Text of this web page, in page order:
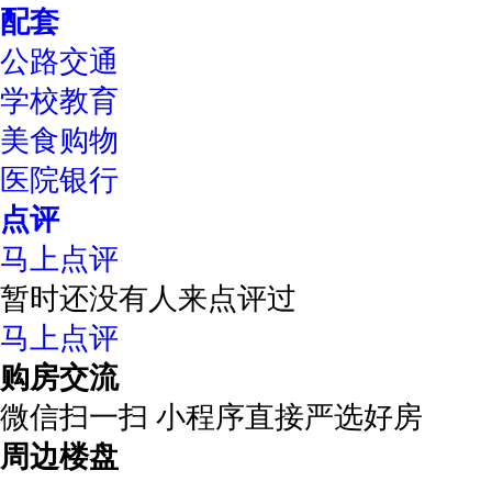
配套
公路交通
学校教育
美食购物
医院银行
点评
马上点评
暂时还没有人来点评过
马上点评
购房交流
微信扫一扫 小程序直接严选好房
周边楼盘